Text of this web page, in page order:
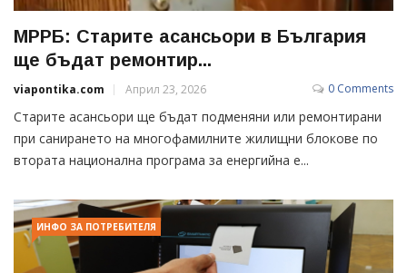
МРРБ: Старите асансьори в България
ще бъдат ремонтир...
viapontika.com Април 23, 2026 0 Comments
Старите асансьори ще бъдат подменяни или ремонтирани
при санирането на многофамилните жилищни блокове по
втората национална програма за енергийна е...
ИНФО ЗА ПОТРЕБИТЕЛЯ